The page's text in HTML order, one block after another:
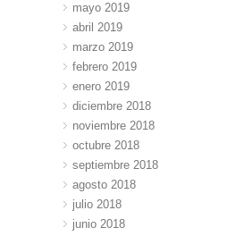
mayo 2019
abril 2019
marzo 2019
febrero 2019
enero 2019
diciembre 2018
noviembre 2018
octubre 2018
septiembre 2018
agosto 2018
julio 2018
junio 2018